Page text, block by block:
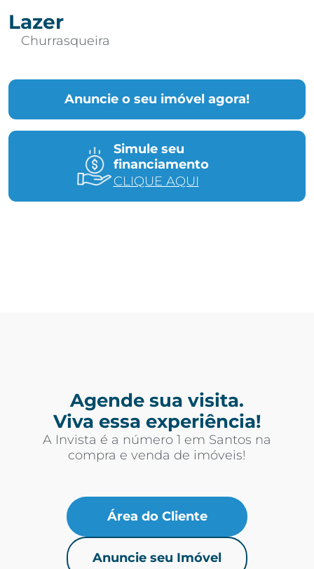
Anuncie o seu imóvel agora!
Simule seu
financiamento
CLIQUE AQUI
Lazer
Churrasqueira
Agende sua visita.
Viva essa experiência!
A Invista é a número 1 em Santos na
compra e venda de imóveis!
Área do Cliente
Anuncie seu Imóvel